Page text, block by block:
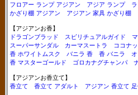
フロアー ランプ アジアン
アジア ランプ
かざり棚 アジアン
アジアン 家具 かざり棚
【アジアンお香】
ドラゴンブラッド
スピリチュアルガイド
スーパーサンダル
カーマスートラ ココナ
香 ホワイトムスク
バニラ 香 香 バニラ
香 マスターゴールド
ゴロカナグチャンパ
【アジアンお香立て】
香立て
香立て アダルト アジアン 香立て 足